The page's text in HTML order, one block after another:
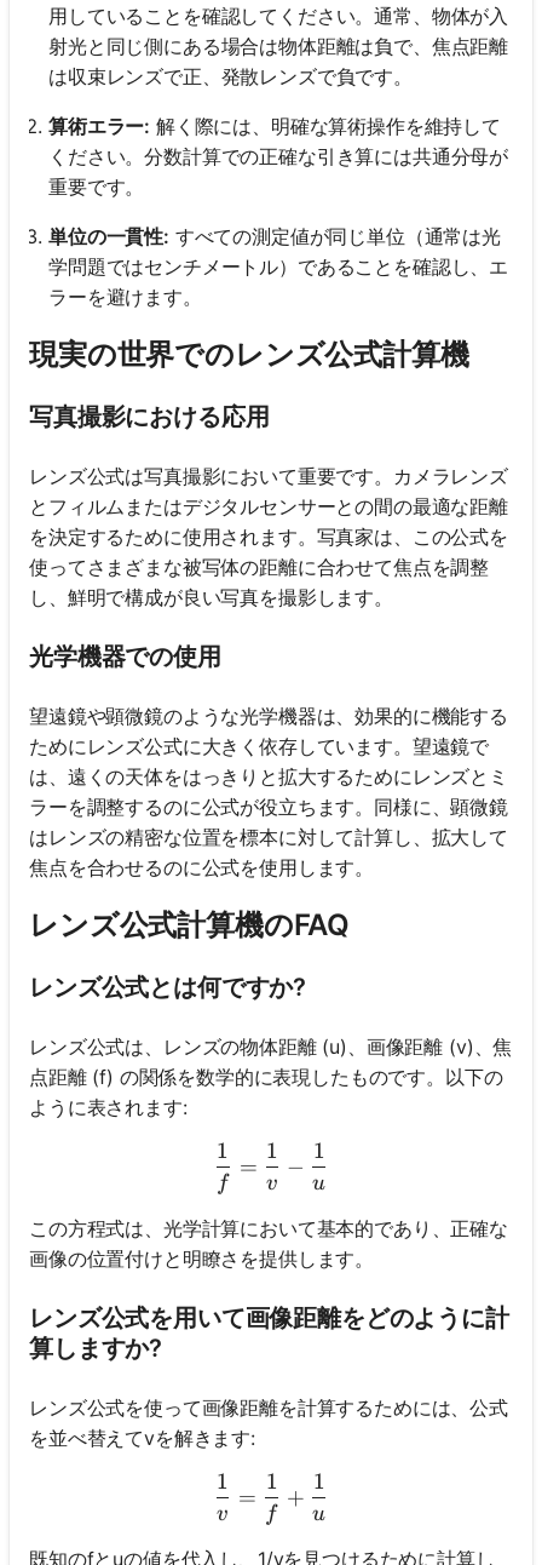
用していることを確認してください。通常、物体が入
射光と同じ側にある場合は物体距離は負で、焦点距離
は収束レンズで正、発散レンズで負です。
算術エラー: 解く際には、明確な算術操作を維持して
ください。分数計算での正確な引き算には共通分母が
重要です。
単位の一貫性: すべての測定値が同じ単位（通常は光
学問題ではセンチメートル）であることを確認し、エ
ラーを避けます。
現実の世界でのレンズ公式計算機
写真撮影における応用
レンズ公式は写真撮影において重要です。カメラレンズ
とフィルムまたはデジタルセンサーとの間の最適な距離
を決定するために使用されます。写真家は、この公式を
使ってさまざまな被写体の距離に合わせて焦点を調整
し、鮮明で構成が良い写真を撮影します。
光学機器での使用
望遠鏡や顕微鏡のような光学機器は、効果的に機能する
ためにレンズ公式に大きく依存しています。望遠鏡で
は、遠くの天体をはっきりと拡大するためにレンズとミ
ラーを調整するのに公式が役立ちます。同様に、顕微鏡
はレンズの精密な位置を標本に対して計算し、拡大して
焦点を合わせるのに公式を使用します。
レンズ公式計算機のFAQ
レンズ公式とは何ですか?
レンズ公式は、レンズの物体距離 (u)、画像距離 (v)、焦
点距離 (f) の関係を数学的に表現したものです。以下の
ように表されます:
\frac{1}{f} = \frac{1}{v}
f
1
=
v
1
−
u
1
この方程式は、光学計算において基本的であり、正確な
画像の位置付けと明瞭さを提供します。
レンズ公式を用いて画像距離をどのように計
算しますか?
レンズ公式を使って画像距離を計算するためには、公式
を並べ替えてvを解きます:
\frac{1}{v} =
v
1
=
f
1
+
u
1
既知のfとuの値を代入し、1/vを見つけるために計算し